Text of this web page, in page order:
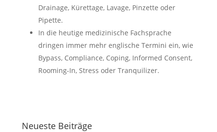
Drainage, Kürettage, Lavage, Pinzette oder
Pipette.
In die heutige medizinische Fachsprache
dringen immer mehr englische Termini ein, wie
Bypass, Compliance, Coping, Informed Consent,
Rooming-In, Stress oder Tranquilizer.
Neueste Beiträge